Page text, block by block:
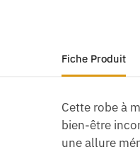
Fiche Produit
Cette robe à
bien-être
une allure